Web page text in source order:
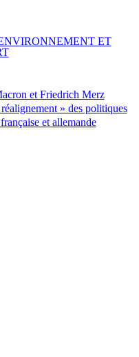
et Friedrich Merz
» des politiques
et allemande
ET